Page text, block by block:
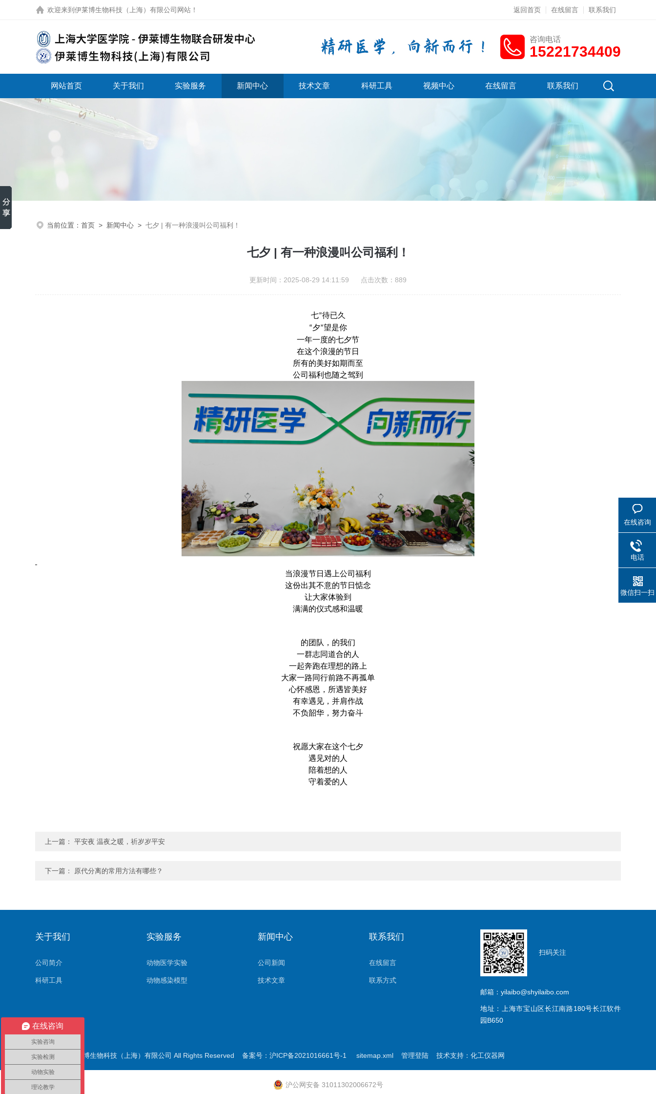
欢迎来到 伊莱博生物科技（上海）有限公司网站 ！ 返回首页 在线留言 联系我们
咨询电话
15221734409
网站首页 关于我们 实验服务 新闻中心 技术文章 科研工具 视频中心 在线留言 联系我们
当前位置： 首页 > 新闻中心 > 七夕 | 有一种浪漫叫公司福利！
七夕 | 有一种浪漫叫公司福利！
更新时间：2025-08-29 14:11:59 点击次数：889
七”待已久
“夕”望是你
一年一度的七夕节
在这个浪漫的节日
所有的美好如期而至
公司福利也随之驾到
当浪漫节日遇上公司福利
这份出其不意的节日惦念
让大家体验到
满满的仪式感和温暖
的团队，的我们
一群志同道合的人
一起奔跑在理想的路上
大家一路同行前路不再孤单
心怀感恩，所遇皆美好
有幸遇见，并肩作战
不负韶华，努力奋斗
祝愿大家在这个七夕
遇见对的人
陪着想的人
守着爱的人
上一篇： 平安夜 温夜之暖，祈岁岁平安
下一篇： 原代分离的常用方法有哪些？
关于我们
公司简介
科研工具
实验服务
动物医学实验
动物感染模型
新闻中心
公司新闻
技术文章
联系我们
在线留言
联系方式
扫码关注
邮箱：yilaibo@shyilaibo.com
地址：上海市宝山区长江南路180号长江软件
园B650
版权所有© 伊莱博生物科技（上海）有限公司 All Rights Reserved 备案号：沪ICP备2021016661号-1 sitemap.xml 管理登陆 技术支持： 化工仪器网
在线咨询
电话
微信扫一扫
沪公网安备 31011302006672号
在线咨询
实验咨询
实验检测
动物实验
理论教学